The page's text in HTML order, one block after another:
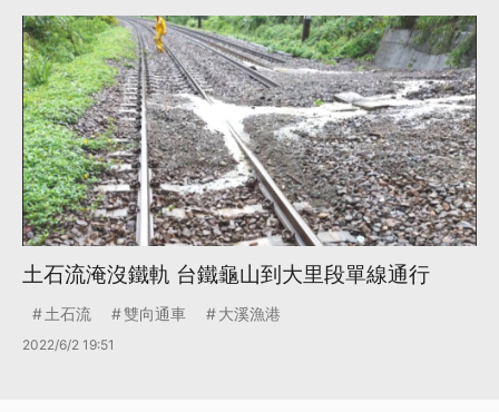
土石流淹沒鐵軌 台鐵龜山到大里段單線通行
土石流 雙向通車 大溪漁港
2022/6/2 19:51